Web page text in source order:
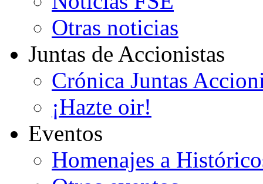
Otras noticias
Juntas de Accionistas
Crónica Juntas
¡Hazte oir!
Eventos
Homenajes a